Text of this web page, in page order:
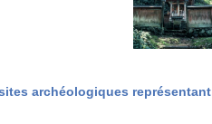
archéologiques représentant